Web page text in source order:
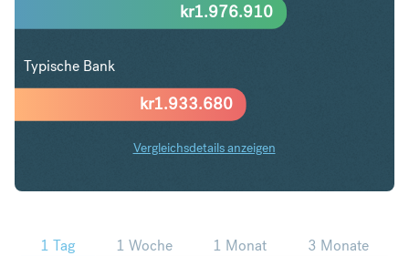
kr1.933.680
kr1.976.910
Typische Bank
Vergleichsdetails anzeigen
SGD in SEK Trends
1 Tag 1 Woche 1 Monat 3 Monate